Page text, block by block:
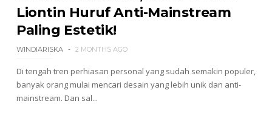
Liontin Huruf Anti-Mainstream
Paling Estetik!
WINDIARISKA 2 MONTHS AGO
Di tengah tren perhiasan personal yang sudah semakin populer,
banyak orang mulai mencari desain yang lebih unik dan anti-
mainstream. Dan sal...